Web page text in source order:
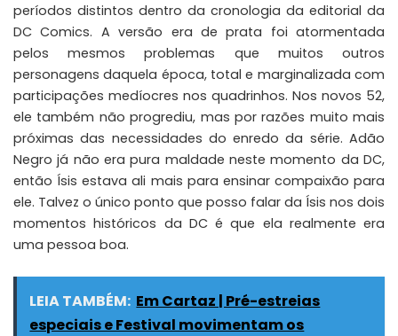
períodos distintos dentro da cronologia da editorial da
DC Comics. A versão era de prata foi atormentada
pelos mesmos problemas que muitos outros
personagens daquela época, total e marginalizada com
participações medíocres nos quadrinhos. Nos novos 52,
ele também não progrediu, mas por razões muito mais
próximas das necessidades do enredo da série. Adão
Negro já não era pura maldade neste momento da DC,
então Ísis estava ali mais para ensinar compaixão para
ele. Talvez o único ponto que posso falar da Ísis nos dois
momentos históricos da DC é que ela realmente era
uma pessoa boa.
LEIA TAMBÉM: Em Cartaz | Pré-estreias
especiais e Festival movimentam os